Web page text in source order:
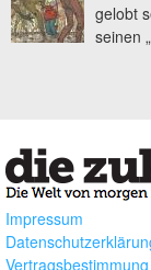
gelobt
seinen
Impressum